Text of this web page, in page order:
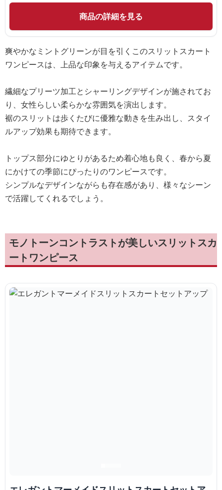
商品の詳細を見る
爽やかなミントグリーンが目を引くこのスリットスカート
ワンピースは、上品な印象を与えるアイテムです。
繊細なプリーツ加工とシャーリングデザインが施されてお
り、女性らしい柔らかな雰囲気を演出します。
裾のスリットは歩くたびに優雅な動きを生み出し、スタイ
ルアップ効果も期待できます。
トップス部分にゆとりがあるため着心地も良く、春から夏
にかけての季節にぴったりのワンピースです。
シンプルなデザインながらも存在感があり、様々なシーン
で活躍してくれるでしょう。
モノトーンコントラストが美しいスリットスカ
ートワンピース